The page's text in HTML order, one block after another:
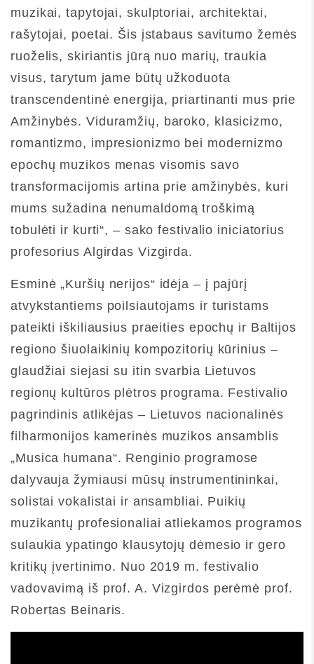
muzikai, tapytojai, skulptoriai, architektai,
rašytojai, poetai. Šis įstabaus savitumo žemės
ruoželis, skiriantis jūrą nuo marių, traukia
visus, tarytum jame būtų užkoduota
transcendentinė energija, priartinanti mus prie
Amžinybės. Viduramžių, baroko, klasicizmo,
romantizmo, impresionizmo bei modernizmo
epochų muzikos menas visomis savo
transformacijomis artina prie amžinybės, kuri
mums sužadina nenumaldomą troškimą
tobulėti ir kurti“, – sako festivalio iniciatorius
profesorius Algirdas Vizgirda.
Esminė „Kuršių nerijos“ idėja – į pajūrį
atvykstantiems poilsiautojams ir turistams
pateikti iškiliausius praeities epochų ir Baltijos
regiono šiuolaikinių kompozitorių kūrinius –
glaudžiai siejasi su itin svarbia Lietuvos
regionų kultūros plėtros programa. Festivalio
pagrindinis atlikėjas – Lietuvos nacionalinės
filharmonijos kamerinės muzikos ansamblis
„Musica humana“. Renginio programose
dalyvauja žymiausi mūsų instrumentininkai,
solistai vokalistai ir ansambliai. Puikių
muzikantų profesionaliai atliekamos programos
sulaukia ypatingo klausytojų dėmesio ir gero
kritikų įvertinimo. Nuo 2019 m. festivalio
vadovavimą iš prof. A. Vizgirdos perėmė prof.
Robertas Beinaris.